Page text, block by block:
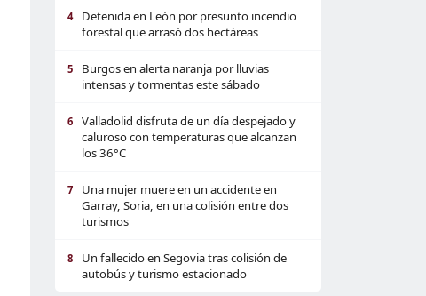
4
Detenida en León por presunto incendio
forestal que arrasó dos hectáreas
5
Burgos en alerta naranja por lluvias
intensas y tormentas este sábado
6
Valladolid disfruta de un día despejado y
caluroso con temperaturas que alcanzan
los 36°C
7
Una mujer muere en un accidente en
Garray, Soria, en una colisión entre dos
turismos
8
Un fallecido en Segovia tras colisión de
autobús y turismo estacionado